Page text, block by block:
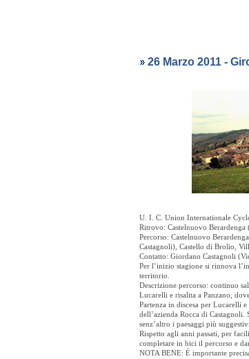
26 Marzo 2011 -
U. I. C. Union Internationale
Ritrovo: Castelnuovo Berardenga
Percorso: Castelnuovo
Castagnoli), Castello di Brolio,
Contatto: Giordano Castagnoli
Per l’inizio stagione si rinnova
territorio.
Descrizione percorso: continuo
Lucarelli e risalita a Panzano,
Partenza in discesa per Lucarelli
dell’azienda Rocca di
senz’altro i paesaggi più
Rispetto agli anni passati, per
completare in bici il percorso e
NOTA BENE: È importante